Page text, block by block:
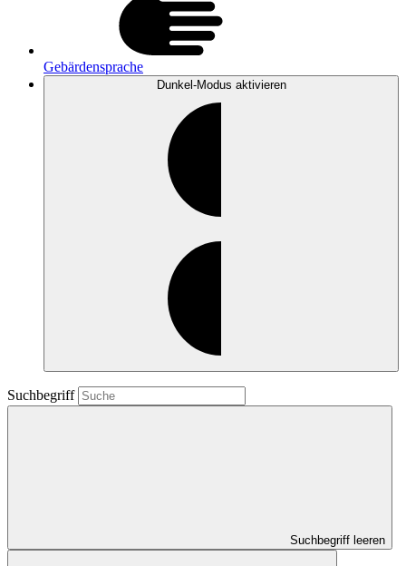
Gebärdensprache
Dunkel-Modus aktivieren
Suchbegriff
Suchbegriff leeren